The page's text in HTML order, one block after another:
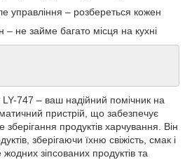
управління – розбереться кожен
– не займе багато місця на кухні
747 – ваш надійний помічник на
пристрій, що забезпечує
продуктів харчування. Він
зберігаючи їхню свіжість, смак і
зіпсованих продуктів та